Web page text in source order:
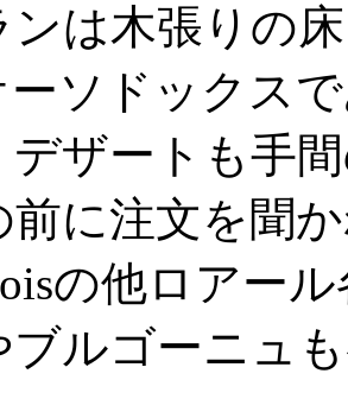
ンは木張りの
ーソドックス
デザートも手
前に注文を聞
の他ロアー
ブルゴーニュ